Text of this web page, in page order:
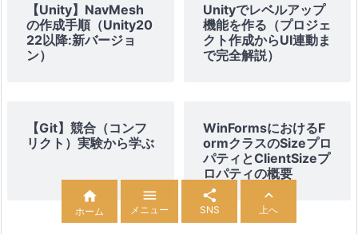
【Unity】NavMesh
の作成手順（Unity20
22以降:新バージョ
ン）
Unityでレベルアップ
機能を作る（プロジェ
クト作成からUI連動ま
で完全解説）
【Git】競合（コンフ
リクト）実験から学ぶ
WinFormsにおけるF
ormクラスのSizeプロ
パティとClientSizeプ
ロパティの概要

ホーム

メニュー

SNS

上へ